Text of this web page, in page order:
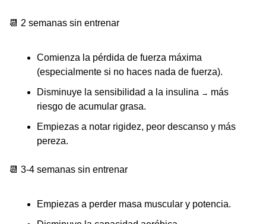
📆 2 semanas sin entrenar
Comienza la pérdida de fuerza máxima
(especialmente si no haces nada de fuerza).
Disminuye la sensibilidad a la insulina → más
riesgo de acumular grasa.
Empiezas a notar rigidez, peor descanso y más
pereza.
📆 3-4 semanas sin entrenar
Empiezas a perder masa muscular y potencia.